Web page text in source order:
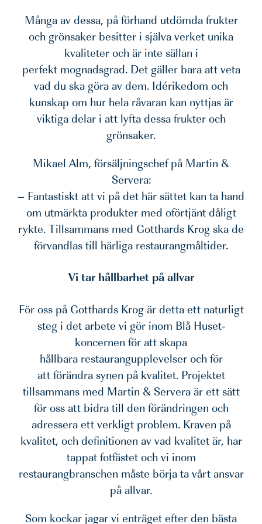
Många av dessa, på förhand utdömda frukter
och grönsaker besitter i själva verket unika
kvaliteter och är inte sällan i
perfekt mognadsgrad. Det gäller bara att veta
vad du ska göra av dem. Idérikedom och
kunskap om hur hela råvaran kan nyttjas är
viktiga delar i att lyfta dessa frukter och
grönsaker.
Mikael Alm, försäljningschef på Martin &
Servera:
– Fantastiskt att vi på det här sättet kan ta hand
om utmärkta produkter med oförtjänt dåligt
rykte. Tillsammans med Gotthards Krog ska de
förvandlas till härliga restaurangmåltider.
Vi tar hållbarhet på allvar
För oss på Gotthards Krog är detta ett naturligt
steg i det arbete vi gör inom Blå Huset-
koncernen för att skapa
hållbara restaurangupplevelser och för
att förändra synen på kvalitet. Projektet
tillsammans med Martin & Servera är ett sätt
för oss att bidra till den förändringen och
adressera ett verkligt problem. Kraven på
kvalitet, och definitionen av vad kvalitet är, har
tappat fotfästet och vi inom
restaurangbranschen måste börja ta vårt ansvar
på allvar.
Som kockar jagar vi enträget efter den bästa